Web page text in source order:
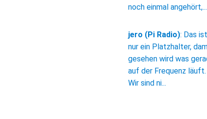
noch einmal angehört,...
jero (Pi Radio): Das ist
nur ein Platzhalter,
gesehen wird was
auf der Frequenz läuft.
Wir sind ni...